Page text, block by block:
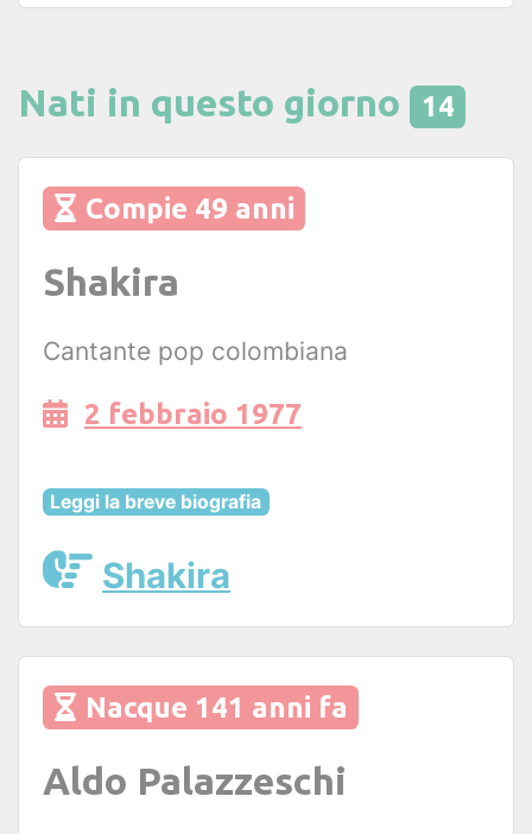
Nati in questo giorno 14
Compie 49 anni
Shakira
Cantante pop colombiana
2 febbraio 1977
Leggi la breve biografia
Shakira
Nacque 141 anni fa
Aldo Palazzeschi